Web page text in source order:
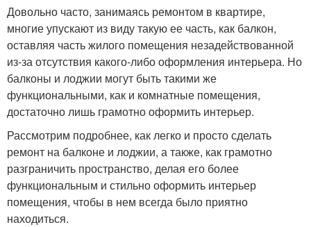
Довольно часто, занимаясь ремонтом в квартире,
многие упускают из виду такую ее часть, как балкон,
оставляя часть жилого помещения незадействованной
из-за отсутствия какого-либо оформления интерьера. Но
балконы и лоджии могут быть такими же
функциональными, как и комнатные помещения,
достаточно лишь грамотно оформить интерьер.
Рассмотрим подробнее, как легко и просто сделать
ремонт на балконе и лоджии, а также, как грамотно
разграничить пространство, делая его более
функциональным и стильно оформить интерьер
помещения, чтобы в нем всегда было приятно
находиться.